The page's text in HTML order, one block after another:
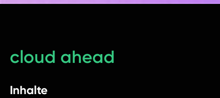
cloud ahead
Inhalte